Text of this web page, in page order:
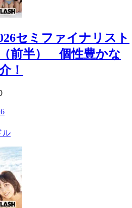
セミファイナリスト
前半） 個性豊かな
！
ル